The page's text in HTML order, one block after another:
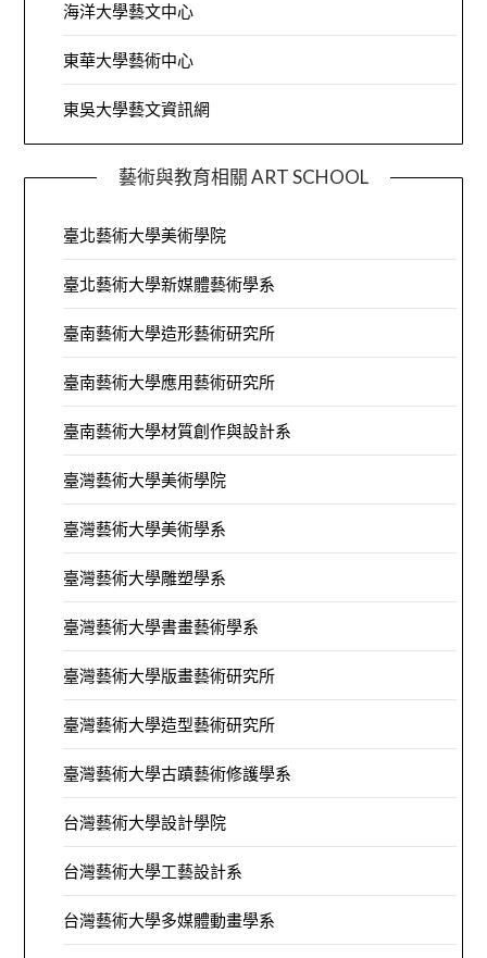
海洋大學藝文中心
東華大學藝術中心
東吳大學藝文資訊網
藝術與教育相關 ART SCHOOL
臺北藝術大學美術學院
臺北藝術大學新媒體藝術學系
臺南藝術大學造形藝術研究所
臺南藝術大學應用藝術研究所
臺南藝術大學材質創作與設計系
臺灣藝術大學美術學院
臺灣藝術大學美術學系
臺灣藝術大學雕塑學系
臺灣藝術大學書畫藝術學系
臺灣藝術大學版畫藝術研究所
臺灣藝術大學造型藝術研究所
臺灣藝術大學古蹟藝術修護學系
台灣藝術大學設計學院
台灣藝術大學工藝設計系
台灣藝術大學多媒體動畫學系